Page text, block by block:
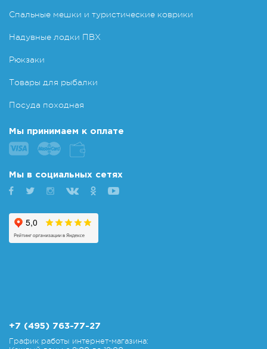
Спальные мешки и туристические коврики
Надувные лодки ПВХ
Рюкзаки
Товары для рыбалки
Посуда походная
Мы принимаем к оплате
Мы в социальных сетях
+7 (495) 763-77-27
График работы интернет-магазина: